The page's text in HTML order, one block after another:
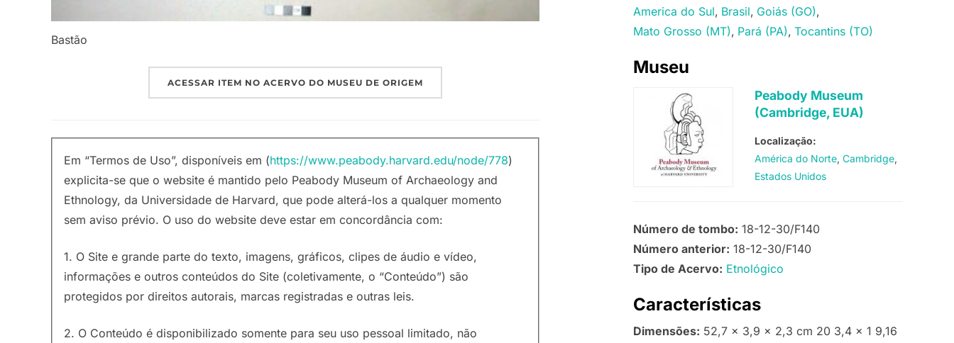
Bastão
ACESSAR ITEM NO ACERVO DO MUSEU DE ORIGEM
Em “Termos de Uso”, disponíveis em (https://www.peabody.harvard.edu/node/778)
explicita-se que o website é mantido pelo Peabody Museum of Archaeology and
Ethnology, da Universidade de Harvard, que pode alterá-los a qualquer momento
sem aviso prévio. O uso do website deve estar em concordância com:
1. O Site e grande parte do texto, imagens, gráficos, clipes de áudio e vídeo,
informações e outros conteúdos do Site (coletivamente, o “Conteúdo”) são
protegidos por direitos autorais, marcas registradas e outras leis.
2. O Conteúdo é disponibilizado somente para seu uso pessoal limitado, não
America do Sul Brasil Goiás (GO)
Mato Grosso (MT) Pará (PA) Tocantins (TO)
Museu
Peabody Museum
(Cambridge, EUA)
Localização:
América do Norte Cambridge
Estados Unidos
Número de tombo: 18-12-30/F140
Número anterior: 18-12-30/F140
Tipo de Acervo: Etnológico
Características
Dimensões: 52,7 x 3,9 x 2,3 cm 20 3,4 x 1 9,16